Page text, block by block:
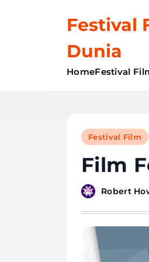
Festival
Dunia
HomeFestival
Festival Film
Film
Robert